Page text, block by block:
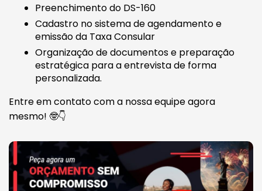
Preenchimento do DS-160
Cadastro no sistema de agendamento e
emissão da Taxa Consular
Organização de documentos e preparação
estratégica para a entrevista de forma
personalizada.
Entre em contato com a nossa equipe agora
mesmo! 🤓👇